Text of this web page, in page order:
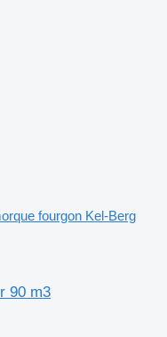
fourgon Kel-Berg
90 m3